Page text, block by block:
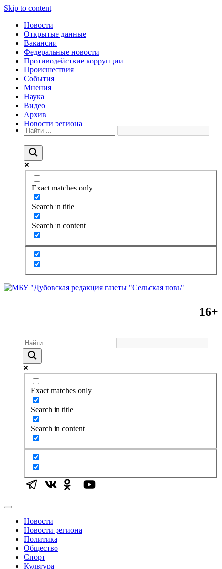
Skip to content
Новости
Открытые данные
Вакансии
Федеральные новости
Противодействие коррупции
Происшествия
События
Мнения
Наука
Видео
Архив
Новости региона
Exact matches only
Search in title
Search in content
16+
Exact matches only
Search in title
Search in content
Новости
Новости региона
Политика
Общество
Спорт
Культура